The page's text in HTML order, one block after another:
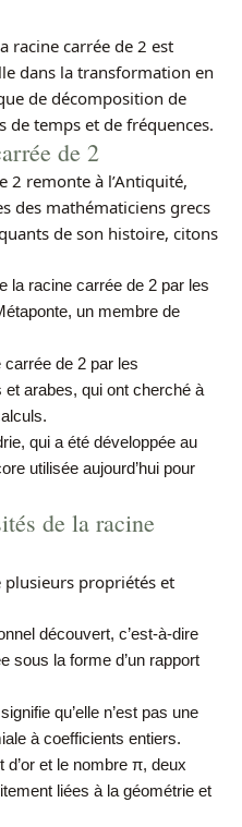
racine carrée de 2 est
dans la transformation en
de décomposition de
de temps et de fréquences.
de 2
2 remonte à l’Antiquité,
des mathématiciens grecs
de son histoire, citons
la racine carrée de 2 par les
un membre de
de 2 par les
arabes, qui ont cherché à
qui a été développée au
utilisée aujourd’hui pour
de la racine
plusieurs propriétés et
découvert, c’est-à-dire
sous la forme d’un rapport
qu’elle n’est pas une
à coefficients entiers.
et le nombre π, deux
liées à la géométrie et